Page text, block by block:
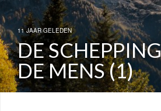
11 JAAR GELEDEN
DE
DE MENS (1)